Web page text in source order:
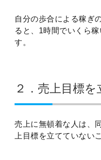
自分の歩合による稼ぎ
ると、1時間でいくら
す。
２．売上目標
売上に無頓着な人は、
上目標を立てていない